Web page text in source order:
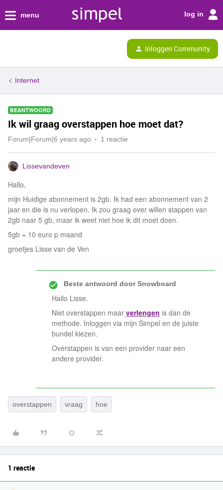
menu log in
Inloggen Community
Internet
BEANTWOORD
Ik wil graag overstappen hoe moet dat?
Forum|Forum|6 years ago 1 reactie
Lissevandeven
Hallo,
mijn Huidige abonnement is 2gb. Ik had een abonnement van 2
jaar en die is nu verlopen. Ik zou graag over willen stappen van
2gb naar 5 gb, maar ik weet niet hoe ik dit moet doen.
5gb = 10 euro p maand
groetjes Lisse van de Ven
Beste antwoord doorSnowboard
Hallo Lisse.
Niet overstappen maar verlengen is dan de
methode. Inloggen via mijn Simpel en de juiste
bundel kiezen.
Overstappen is van een provider naar een
andere provider.
overstappen vraag hoe
1 reactie